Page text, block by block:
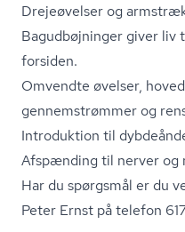
Drejeøvelser og
Bagudbøjninger giver liv
forsiden.
Omvendte øvelser,
gennemstrømmer og
Introduktion til
Afspænding til nerver og
Har du spørgsmål er du
Peter Ernst på telefon